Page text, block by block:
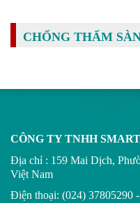
CHỐNG THẤM
CÔNG TY TNHH
Địa chỉ : 159 Mai Dịch,
Việt Nam
Điện thoại: (024) 37805290